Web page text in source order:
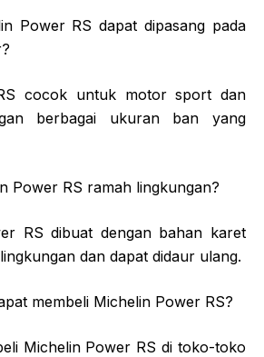
Power RS dapat dipasang pada
cocok untuk motor sport dan
berbagai ukuran ban yang
Power RS ramah lingkungan?
RS dibuat dengan bahan karet
dan dapat didaur ulang.
membeli Michelin Power RS?
Michelin Power RS di toko-toko